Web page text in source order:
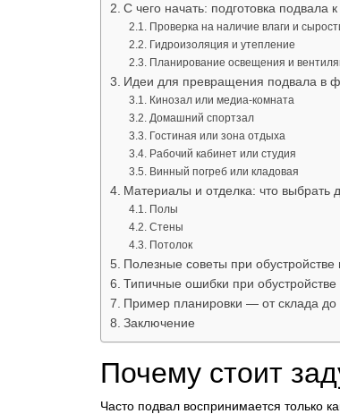
С чего начать: подготовка подвала
Проверка на наличие влаги и
Гидроизоляция и утепление
Планирование освещения и
Идеи для превращения подвала в
Кинозал или медиа-комната
Домашний спортзал
Гостиная или зона отдыха
Рабочий кабинет или студия
Винный погреб или кладовая
Материалы и отделка: что выбрать
Полы
Стены
Потолок
Полезные советы при обустройстве
Типичные ошибки при обустройстве
Пример планировки — от склада до
Заключение
Почему стоит
Часто подвал воспринимается только